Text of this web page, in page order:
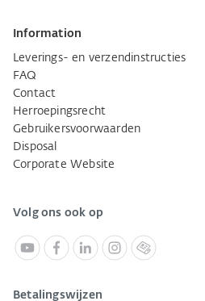
Information
Leverings- en verzendinstructies
FAQ
Contact
Herroepingsrecht
Gebruikersvoorwaarden
Disposal
Corporate Website
Volg ons ook op
Betalingswijzen